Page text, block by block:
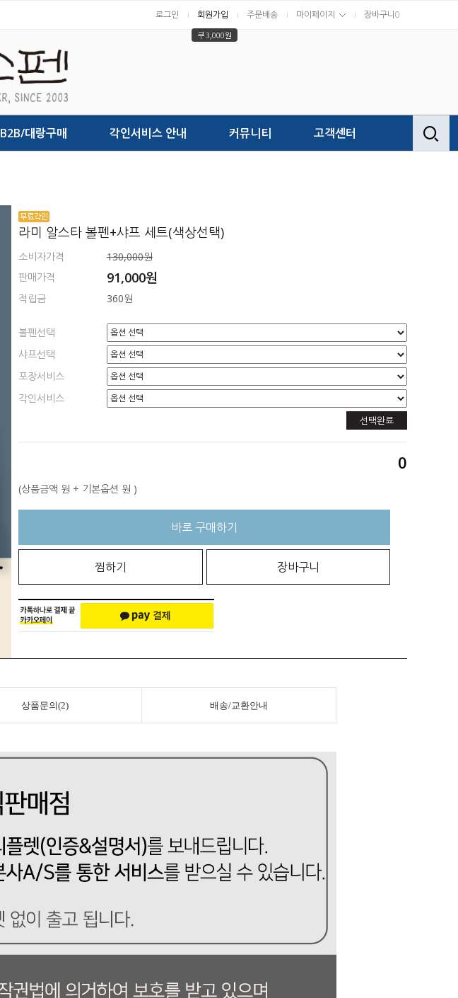
로그인 회원가입
쿠 3,000원
주문배송 마이페이지 장바구니0
B2B/대랑구매 각인서비스 안내 커뮤니티 고객센터
라미 알스타 볼펜+샤프 세트(색상선택)
소비자가격
130,000원
판매가격
91,000원
적립금 360원
볼펜선택
샤프선택
포장서비스
각인서비스
선택완료
0
(상품금액 원 + 기본옵션 원 )
바로 구매하기
찜하기 장바구니
상품문의(2) 배송/교환안내